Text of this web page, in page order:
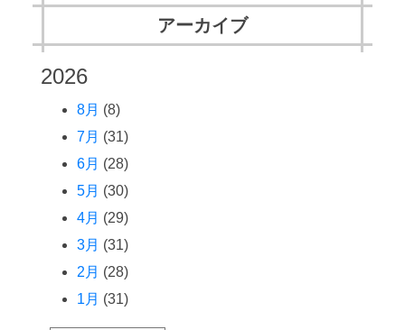
アーカイブ
2026
8月 (8)
7月 (31)
6月 (28)
5月 (30)
4月 (29)
3月 (31)
2月 (28)
1月 (31)